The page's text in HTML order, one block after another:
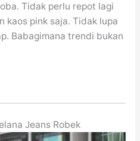
Tidak perlu repot lagi
kaos pink saja. Tidak lupa
Babagimana trendi bukan
Jeans Robek